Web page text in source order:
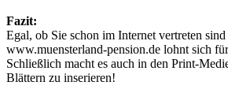
Fazit:
Egal, ob Sie schon im Internet vertreten
www.muensterland-pension.de lohnt sich
Schließlich macht es auch in den Print-
Blättern zu inserieren!